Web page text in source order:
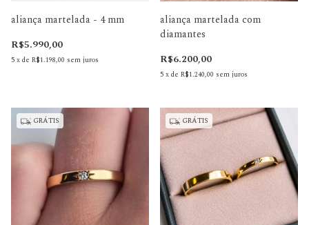
aliança martelada - 4 mm
R$5.990,00
5xde R$1.198,00 sem juros
aliança martelada com
diamantes
R$6.200,00
5xde R$1.240,00 sem juros
GRÁTIS GRÁTIS